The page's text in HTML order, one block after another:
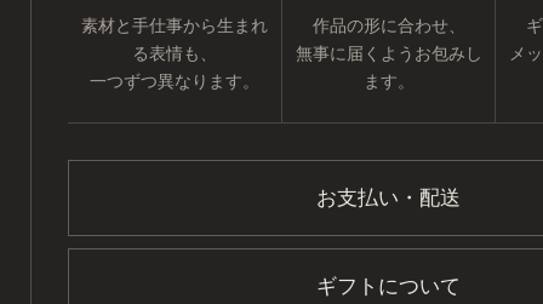
素材と手仕事から生まれ
る表情も、
一つずつ異なります。
作品の形に合わせ、
無事に届くようお包みし
ます。
メ
お支払い・配送
ギフトについて